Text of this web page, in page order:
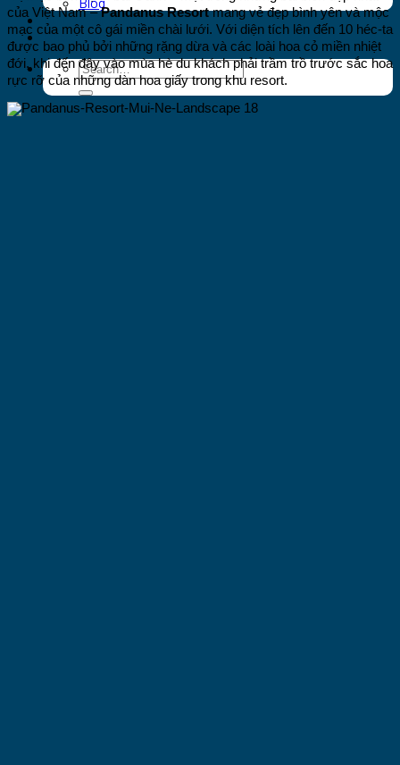
Du lịch đảo Phú Quý
Khách sạn
của Việt Nam –Pandanus Resortmang vẻ đẹp bình yên và mộc
mạc của một cô gái miền chài lưới. Với diện tích lên đến 10 héc-ta
được bao phủ bởi những rặng dừa và các loài hoa cỏ miền nhiệt
đới, khi đến đây vào mùa hè du khách phải trầm trồ trước sắc hoa
rực rỡ của những dàn hoa giấy trong khu resort.